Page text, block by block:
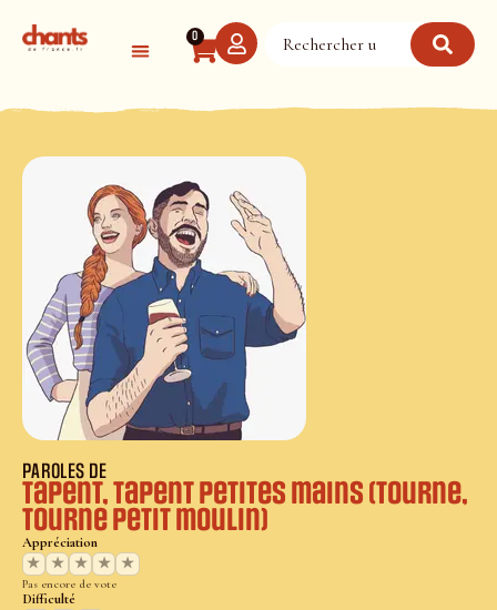
0
PAROLES DE
Tapent, tapent petites mains (tourne,
tourne petit moulin)
Appréciation
★
★ ★ ★ ★
Pas encore de vote
Difficulté